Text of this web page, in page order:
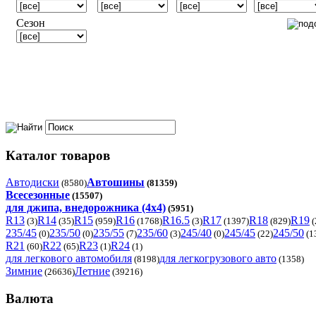
Сезон
Каталог товаров
Автодиски (8580)Автошины (81359)
Всесезонные (15507)
для джипа, внедорожника (4x4) (5951)
R13 (3)R14 (35)R15 (959)R16 (1768)R16.5 (3)R17 (1397)R18 (829)R19
235/45 (0)235/50 (0)235/55 (7)235/60 (3)245/40 (0)245/45 (22)245/50
R21 (60)R22 (65)R23 (1)R24 (1)
для легкового автомобиля (8198)для легкогрузового авто (1358)
Зимние (26636)Летние (39216)
Валюта